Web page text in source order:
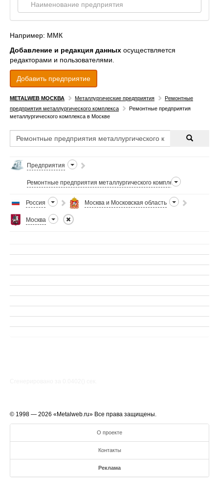
Например: ММК
Добавление и редакция данных осуществляется
редакторами и пользователями.
Добавить предприятие
METALWEB МОСКВА Металлургические предприятия
Ремонтные
предприятия металлургического комплекса
Ремонтные предприятия
металлургического комплекса в Москве
Предприятия
Ремонтные предприятия металлургического комплекса
Россия Москва и Московская область
Москва
© 1998 — 2026 «Metalweb.ru» Все права защищены.
О проекте
Контакты
Реклама